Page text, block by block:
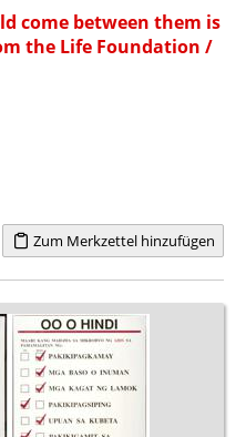
come between them is
the Life Foundation /
Zum Merkzettel hinzufügen